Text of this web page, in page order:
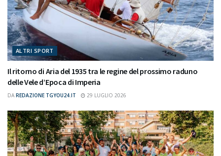
ALTRI SPORT
Il ritorno di Aria del 1935 tra le regine del prossimo raduno
delle Vele d’Epoca di Imperia
DA REDAZIONE TGYOU24.IT 29 LUGLIO 2026